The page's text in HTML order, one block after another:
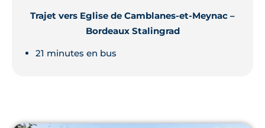
Trajet vers Eglise de Camblanes-et-Meynac –
Bordeaux Stalingrad
21 minutes en bus